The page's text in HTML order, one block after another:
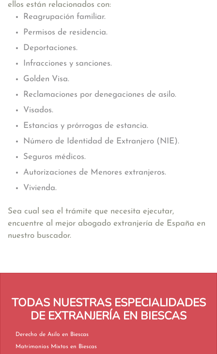
ellos están relacionados con:
Reagrupación familiar.
Permisos de residencia.
Deportaciones.
Infracciones y sanciones.
Golden Visa.
Reclamaciones por denegaciones de asilo.
Visados.
Estancias y prórrogas de estancia.
Número de Identidad de Extranjero (NIE).
Seguros médicos.
Autorizaciones de Menores extranjeros.
Vivienda.
Sea cual sea el trámite que necesita ejecutar,
encuentre al mejor abogado extranjería de España en
nuestro buscador.
TODAS NUESTRAS ESPECIALIDADES
DE EXTRANJERÍA EN BIESCAS
Derecho de Asilo en Biescas
Matrimonios Mixtos en Biescas